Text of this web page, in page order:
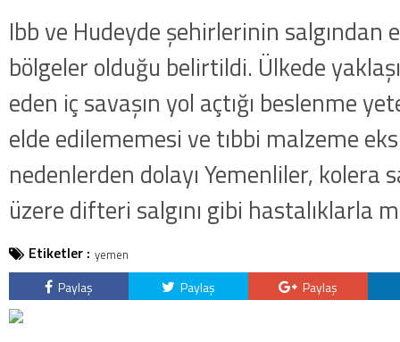
getirildi .
Ibb ve Hudeyde şehirlerinin salgından
bölgeler olduğu belirtildi. Ülkede
eden iç savaşın yol açtığı beslenme
elde edilememesi ve tıbbi malzeme
nedenlerden dolayı Yemenliler, kolera
üzere difteri salgını gibi hastalıklarla
Etiketler : yemen
Paylaş Paylaş Paylaş